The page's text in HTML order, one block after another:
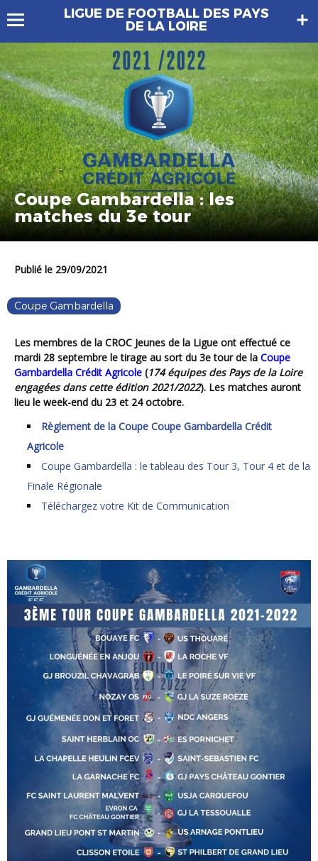
LIGUE DE FOOTBALL DES PAYS
DE LA LOIRE
Coupe Gambardella : les
matches du 3e tour
Publié le 29/09/2021
Coupe Gambardella
Les membres de la CROC Jeunes de la Ligue ont effectué ce
mardi 28 septembre le tirage au sort du 3e tour de la Coupe
Gambardella Crédit Agricole (174 équipes des Pays de la Loire
engagées dans cette édition 2021/2022). Les matches auront
lieu le week-end du 23 et 24 octobre.
Règlement de la Coupe Coupe Gambardella Crédit
Agricole
Coupe Gambardella : le tableau des Tour 3, Tour 4 et de la
Finale Régionale
Téléchargez votre Kit de Communication